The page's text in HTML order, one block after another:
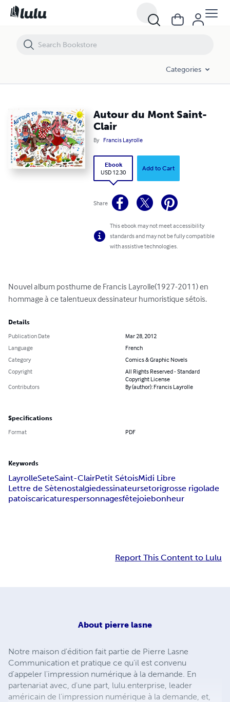
Categories
Autour du Mont Saint-
Clair
By Francis Layrolle
Ebook
USD 12.30
Add to Cart
Share
This ebook may not meet accessibility
standards and may not be fully compatible
with assistive technologies.
Nouvel album posthume de Francis Layrolle(1927-2011) en
hommage à ce talentueux dessinateur humoristique sétois.
Details
Publication Date
Mar 28, 2012
Language
French
Category
Comics & Graphic Novels
Copyright
All Rights Reserved - Standard
Copyright License
Contributors
By (author): Francis Layrolle
Specifications
Format PDF
Keywords
LayrolleSeteSaint-ClairPetit SétoisMidi Libre
Lettre de Sètenostalgiedessinateursetorigrosse rigolade
patoiscaricaturespersonnagesfêtejoiebonheur
Report This Content to Lulu
About pierre lasne
Notre maison d'édition fait partie de Pierre Lasne
Communication et pratique ce qu'il est convenu
d'appeler l'impression numérique à la demande. En
partenariat avec, d'une part, lulu.enterprise, leader
américain de l'impression numérique à la demande, et,
Autour du Mont Saint-Clair